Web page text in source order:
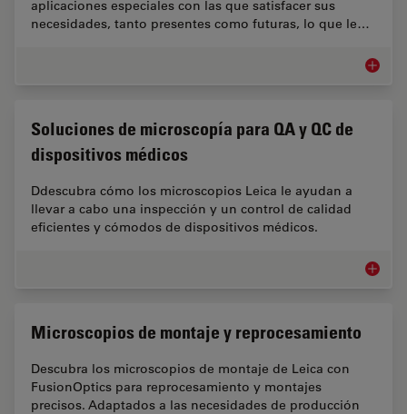
aplicaciones especiales con las que satisfacer sus
necesidades, tanto presentes como futuras, lo que le…
Soluciones de microscopía para QA y QC de
dispositivos médicos
Ddescubra cómo los microscopios Leica le ayudan a
llevar a cabo una inspección y un control de calidad
eficientes y cómodos de dispositivos médicos.
Microscopios de montaje y reprocesamiento
Descubra los microscopios de montaje de Leica con
FusionOptics para reprocesamiento y montajes
precisos. Adaptados a las necesidades de producción